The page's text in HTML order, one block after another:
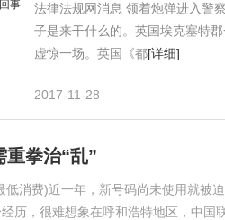
法律法规网消息 领着炮弹进入警
子是来干什么的。英国埃克塞特
虚惊一场。英国《都[详细]
2017-11-28
重拳治“乱”
低消费)近一年，新号码尚未使用就
历，很难想象在呼和浩特地区，中国